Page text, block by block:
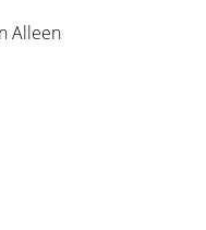
Alleen